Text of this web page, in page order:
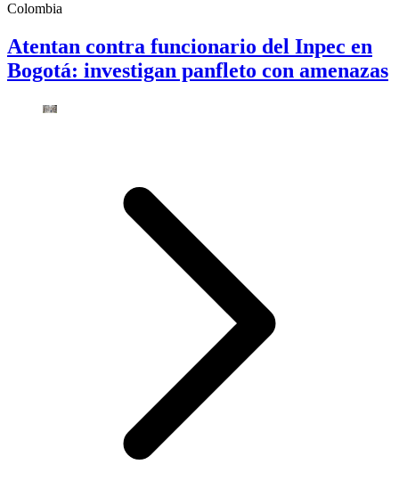
Colombia
Atentan contra funcionario del Inpec en
Bogotá: investigan panfleto con amenazas